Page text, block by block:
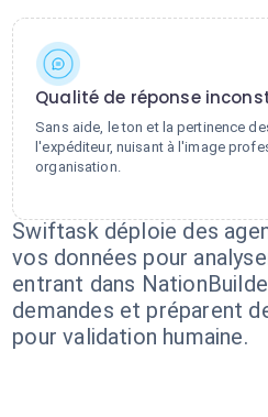
Qualité de réponse
Sans aide, le ton et la pertinence
l'expéditeur, nuisant à l'image
organisation.
Swiftask déploie des
vos données pour
entrant dans
demandes et préparent
pour validation humaine.